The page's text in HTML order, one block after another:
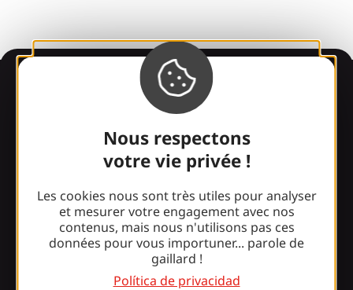
Nous respectons
votre vie privée !
Les cookies nous sont très utiles pour analyser
et mesurer votre engagement avec nos
contenus, mais nous n'utilisons pas ces
données pour vous importuner... parole de
gaillard !
Política de privacidad
Información
¿Le sorprende nuestro
diseño?
Nuestros horarios
Acceso y transporte
Nuestros folletos